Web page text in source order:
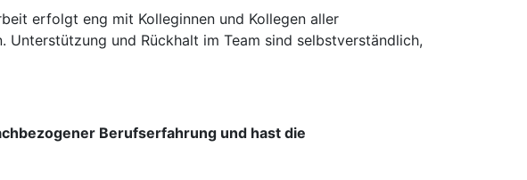
erfolgt eng mit Kolleginnen und Kollegen aller
und Rückhalt im Team sind selbstverständlich,
Berufserfahrung und hast die